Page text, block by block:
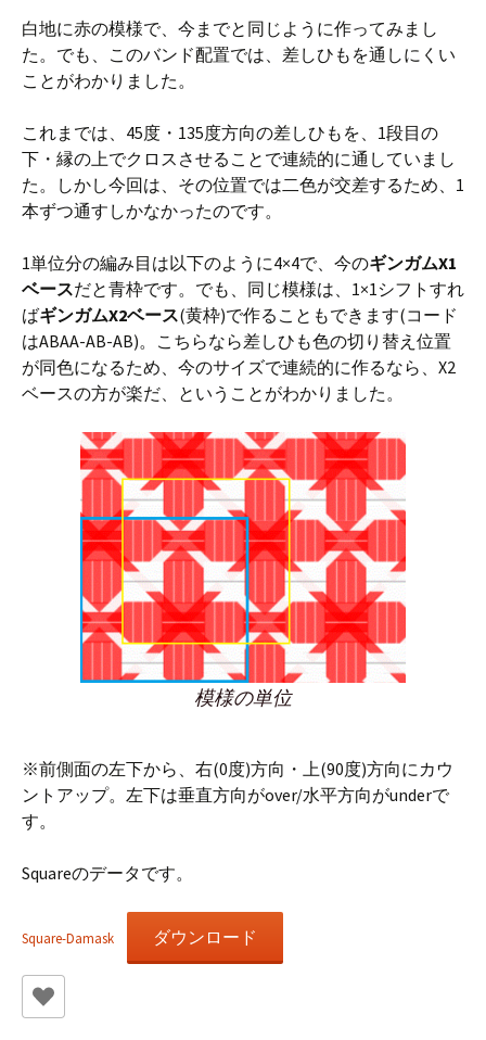
白地に赤の模様で、今までと同じように作ってみまし
た。でも、このバンド配置では、差しひもを通しにくい
ことがわかりました。
これまでは、45度・135度方向の差しひもを、1段目の
下・縁の上でクロスさせることで連続的に通していまし
た。しかし今回は、その位置では二色が交差するため、1
本ずつ通すしかなかったのです。
1単位分の編み目は以下のように4×4で、今のギンガムX1
ベースだと青枠です。でも、同じ模様は、1×1シフトすれ
ばギンガムX2ベース(黄枠)で作ることもできます(コード
はABAA-AB-AB)。こちらなら差しひも色の切り替え位置
が同色になるため、今のサイズで連続的に作るなら、X2
ベースの方が楽だ、ということがわかりました。
模様の単位
※前側面の左下から、右(0度)方向・上(90度)方向にカウ
ントアップ。左下は垂直方向がover/水平方向がunderで
す。
Squareのデータです。
Square-Damask ダウンロード